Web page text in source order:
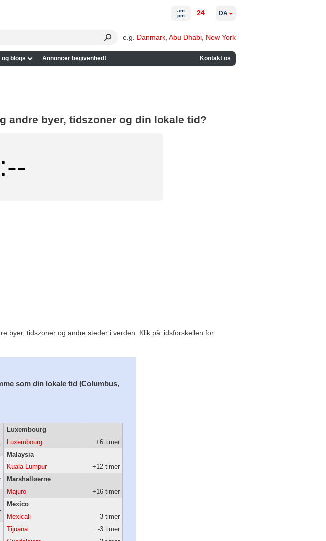
e.g. Danmark Abu Dhabi New York
blogs Annoncer begivenhed! Kontakt os
am
pm
24 DA
andre byer, tidszoner og din lokale tid?
byer, tidszoner og andre steder i verden. Klik på tidsforskellen for
som din lokale tid (Columbus,
Luxembourg
Luxembourg
+6 timer
Malaysia
Kuala Lumpur
+12 timer
Marshalløerne
Majuro
+16 timer
Mexico
Mexicali
-3 timer
Tijuana
-3 timer